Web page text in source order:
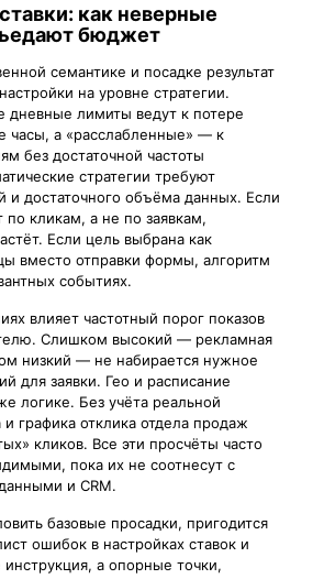
как неверные
бюджет
семантике и посадке результат
на уровне стратегии.
лимиты ведут к потере
часы, а «расслабленные» — к
без достаточной частоты
стратегии требуют
и достаточного объёма данных. Если
по кликам, а не по заявкам,
Если цель выбрана как
вместо отправки формы, алгоритм
событиях.
влияет частотный порог показов
Слишком высокий — рекламная
низкий — не набирается нужное
для заявки. Гео и расписание
логике. Без учёта реальной
и графика отклика отдела продаж
кликов. Все эти просчёты часто
пока их не соотнесут с
и CRM.
базовые просадки, пригодится
ошибок в настройках ставок и
инструкция, а опорные точки,